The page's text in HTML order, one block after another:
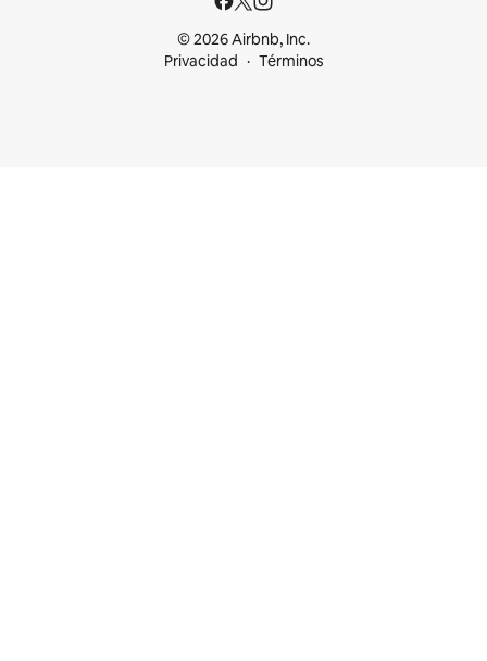
© 2026 Airbnb, Inc.
Privacidad
Términos